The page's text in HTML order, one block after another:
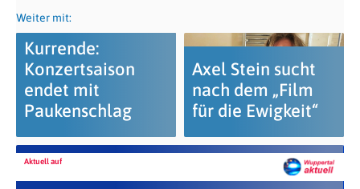
Weiter mit:
Kurrende:
Konzertsaison
endet mit
Paukenschlag
Axel Stein sucht
nach dem „Film
für die Ewigkeit“
Aktuell auf